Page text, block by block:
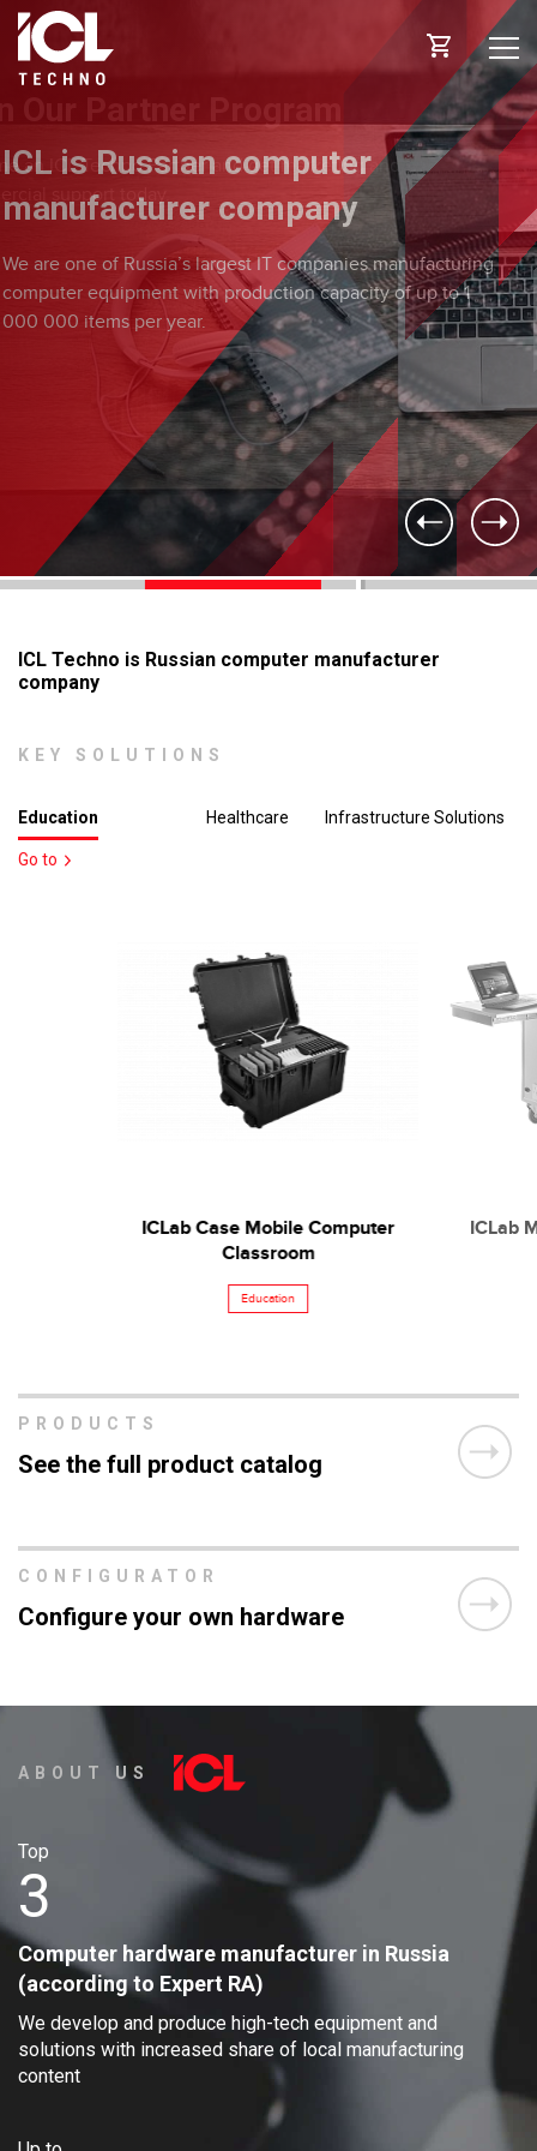
Russian computer
company
of Russia’s largest IT companies manufacturing
equipment with production capacity of up to 1
items per year.
Join Our Partner Program
Become an ICL Techno Partner and get marketing and
commercial support today.
ICL Techno is Russian computer manufacturer
company
KEY SOLUTIONS
Education
Go to
Healthcare Infrastructure Solutions
ICLab Case Mobile Computer
Classroom
Education
ICLab
PRODUCTS
See the full product catalog
CONFIGURATOR
Configure your own hardware
ABOUT US
Тоp
3
Computer hardware manufacturer in Russia
(according to Expert RA)
We develop and produce high-tech equipment and
solutions with increased share of local manufacturing
content